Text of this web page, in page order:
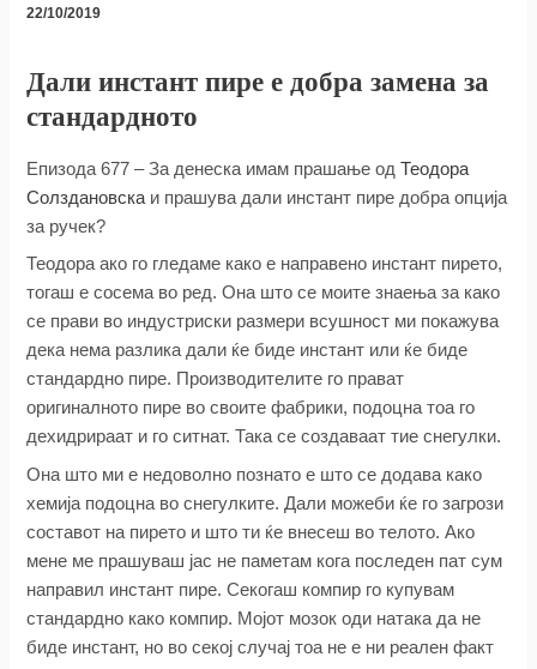
22/10/2019
Дали инстант пире е добра замена за
стандардното
Епизода 677 – За денеска имам прашање одТеодора
Солздановска и прашува дали инстант пире добра опција
за ручек?
Теодора ако го гледаме како е направено инстант пирето,
тогаш е сосема во ред. Она што се моите знаења за како
се прави во индустриски размери всушност ми покажува
дека нема разлика дали ќе биде инстант или ќе биде
стандардно пире. Производителите го прават
оригиналното пире во своите фабрики, подоцна тоа го
дехидрираат и го ситнат. Така се создаваат тие снегулки.
Она што ми е недоволно познато е што се додава како
хемија подоцна во снегулките. Дали можеби ќе го загрози
составот на пирето и што ти ќе внесеш во телото. Ако
мене ме прашуваш јас не паметам кога последен пат сум
направил инстант пире. Секогаш компир го купувам
стандардно како компир. Мојот мозок оди натака да не
биде инстант, но во секој случај тоа не е ни реален факт